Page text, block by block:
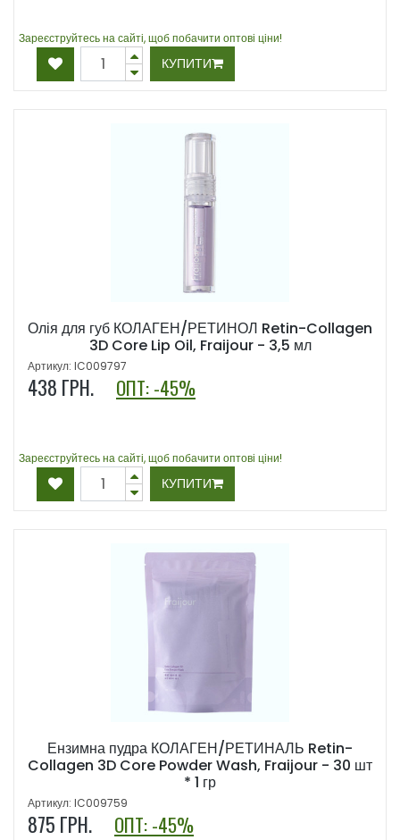
Зареєструйтесь на сайті, щоб побачити оптові ціни!
КУПИТИ
Олія для губ КОЛАГЕН/РЕТИНОЛ Retin-Collagen
3D Core Lip Oil, Fraijour - 3,5 мл
Артикул: IC009797
438 ГРН. ОПТ: -45%
Зареєструйтесь на сайті, щоб побачити оптові ціни!
КУПИТИ
Ензимна пудра КОЛАГЕН/РЕТИНАЛЬ Retin-
Collagen 3D Core Powder Wash, Fraijour - 30 шт
* 1 гр
Артикул: IC009759
875 ГРН. ОПТ: -45%